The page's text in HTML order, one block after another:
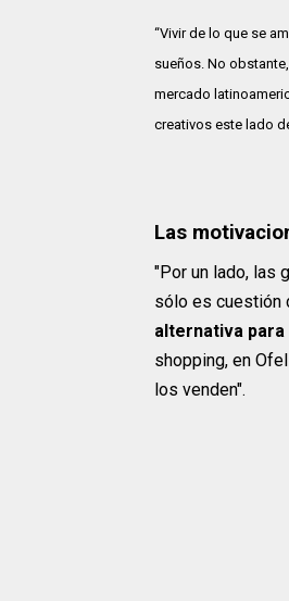
“Vivir de lo que se
sueños. No
mercado
creativos este lado
Las
"Por un lado, las
sólo es cuestión
alternativa
shopping, en
los venden".